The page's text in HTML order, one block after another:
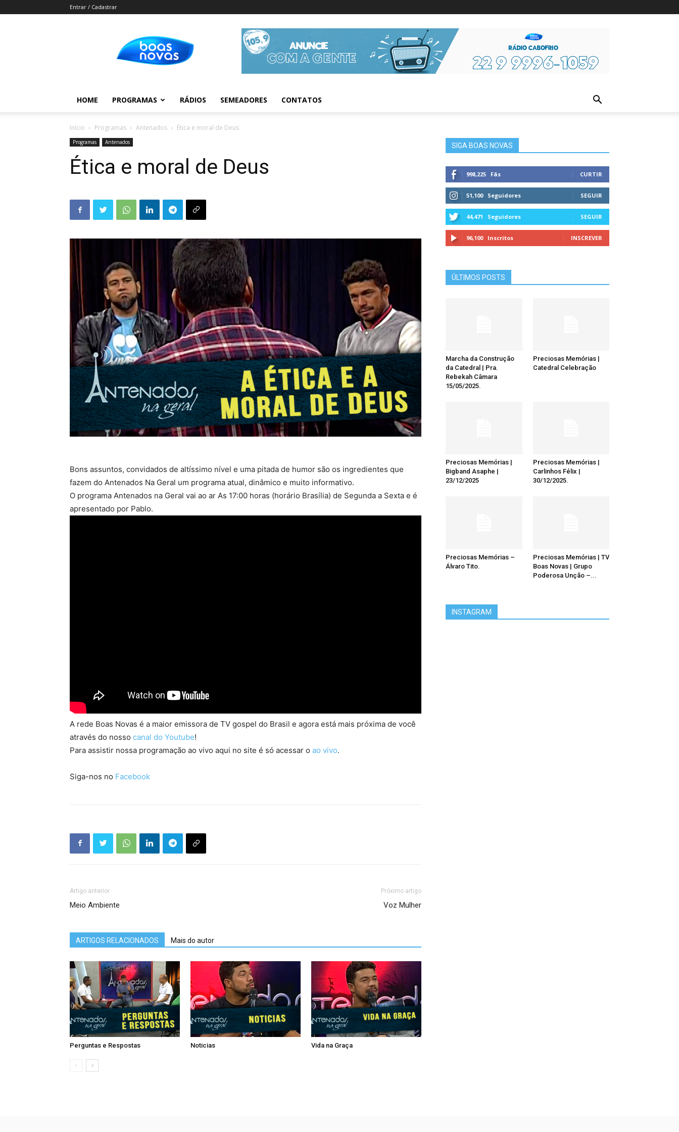
Entrar / Cadastrar
Novas
Informações da Figura
HOME PROGRAMAS RÁDIOS SEMEADORES CONTATOS
Início Programas Antenados Ética e moral de Deus
Programas Antenados
Ética e moral de Deus
Bons assuntos, convidados de altíssimo nível e uma pitada de humor são os ingredientes que
fazem do Antenados Na Geral um programa atual, dinâmico e muito informativo.
O programa Antenados na Geral vai ao ar As 17:00 horas (horário Brasília) de Segunda a Sexta e é
apresentado por Pablo.
A rede Boas Novas é a maior emissora de TV gospel do Brasil e agora está mais próxima de você
através do nosso canal do Youtube!
Para assistir nossa programação ao vivo aqui no site é só acessar o ao vivo.
Siga-nos no Facebook
Artigo anterior
Meio Ambiente
Próximo artigo
Voz Mulher
ARTIGOS RELACIONADOS Mais do autor
Perguntas e Respostas Noticias Vida na Graça
SIGA BOAS NOVAS
998,225 Fãs CURTIR
51,100 Seguidores SEGUIR
44,471 Seguidores SEGUIR
96,100 Inscritos INSCREVER
ÚLTIMOS POSTS
Marcha da Construção
da Catedral | Pra.
Rebekah Câmara
15/05/2025.
Preciosas Memórias |
Catedral Celebração
Preciosas Memórias |
Bigband Asaphe |
23/12/2025
Preciosas Memórias |
Carlinhos Félix |
30/12/2025.
Preciosas Memórias –
Álvaro Tito.
Preciosas Memórias | TV
Boas Novas | Grupo
Poderosa Unção –...
INSTAGRAM